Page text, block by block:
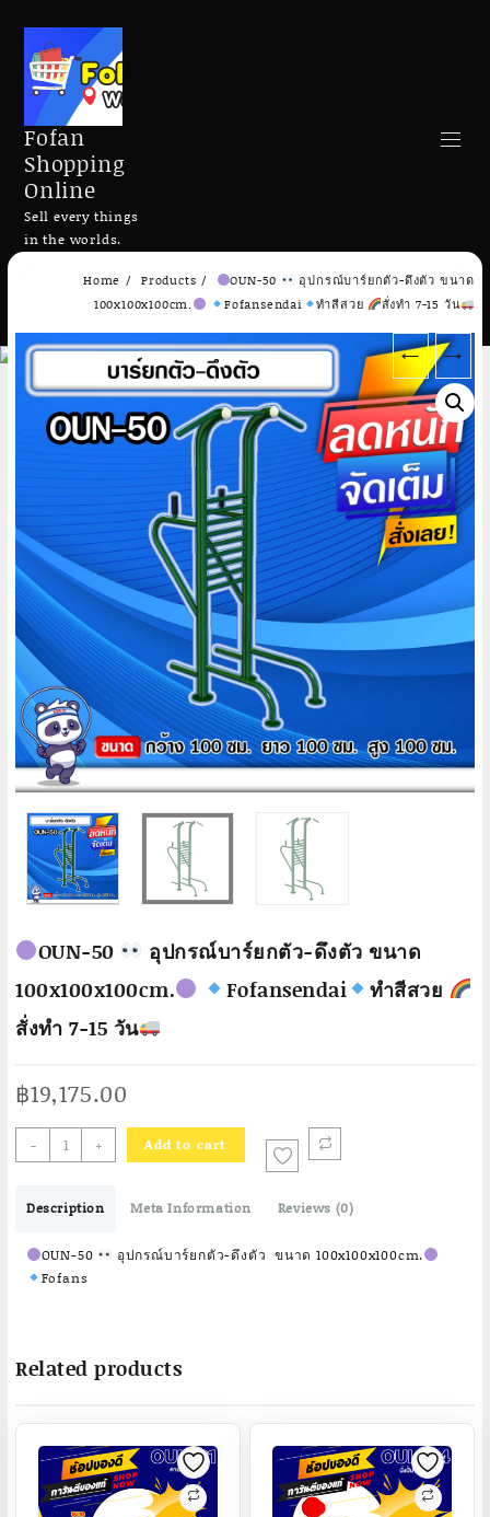
Skip
Fofan
Shopping
Online
Sell every things
in the worlds.
Search
Home Products OUN-50
อุปกรณ์บาร์ยกตัว-ดึงตัว ขนาด
100x100x100cm.
Fofansendai ทำสีสวย สั่งทำ 7-15 วัน
← →
OUN-50
อุปกรณ์บาร์ยกตัว-ดึงตัว ขนาด
100x100x100cm.
Fofansendai
ทำสีสวย
สั่งทำ 7-15 วัน
฿19,175.00
-
OUN-
บาร์
ยก
ขนาด
Fofansendai
ทำ
+ Add to cart
Description Meta Information Reviews (0)
OUN-50
อุปกรณ์บาร์ยกตัว-ดึงตัว ขนาด 100x100x100cm.
Fofans
Related products
Add to cart Add to cart